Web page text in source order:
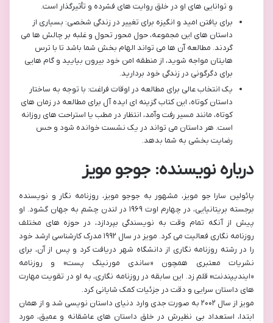
و توانایی های او در خلق روایت های فشرده و تأثیرگذار است.
برای یافتن امید و انگیزه برای تغییر در زندگی شخصی: بسیاری از
داستان های این مجموعه، حول محور تحول و غلبه بر چالش ها می
گردند. مطالعه آن ها می تواند الهام بخش شما باشد تا با ترس
هایتان مواجه شوید، از منطقه امن خود بیرون بیایید و گام هایی
برای دگرگونی در زندگی خود بردارید.
یک انتخاب عالی برای مطالعه در اوقات فراغت: با توجه به ساختار
داستان کوتاه، این کتاب گزینه ای ایده آل برای مطالعه در زمان های
کوتاه، مانند مسیر رفت وآمد، انتظار در مطب یا استراحت های روزانه
است. هر داستان می تواند در یک نشست خوانده شود و حس
رضایت بخشی به شما بدهد.
درباره نویسنده: جوجو مویز
پائولین سارا جو مویز، مشهور به جوجو مویز، روزنامه نگار و نویسنده
برجسته بریتانیایی، در چهارم اوت ۱۹۶۹ در لندن چشم به جهان گشود. او
پیش از آنکه تمام وقت به نویسندگی بپردازد، در حوزه های مختلف
روزنامه نگاری فعالیت می کرد. مویز در سال ۱۹۹۲ مدرک کارشناسی ارشد خود
را در رشته روزنامه نگاری از دانشگاه شهر دریافت کرد و پس از آن، برای
نشریات معتبری همچون «ساندی مورنینگ پست» و روزنامه
«ایندیپندنت» قلم زد. این سابقه در روزنامه نگاری، به او در تقویت مهارت
های داستان سرایی و دقت در جزئیات کمک شایانی کرد.
مویز از سال ۲۰۰۲ به صورت جدی وارد دنیای داستان نویسی شد و از همان
ابتدا، استعداد بی نظیرش در خلق داستان های عاشقانه و عمیق، مورد